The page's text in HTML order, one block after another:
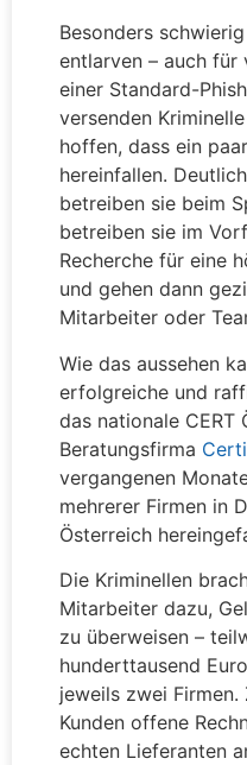
Besonders
entlarven – auch für
einer Standard-
versenden
hoffen, dass ein
hereinfallen.
betreiben sie beim
betreiben sie im
Recherche für eine
und gehen dann
Mitarbeiter oder
Wie das aussehen
erfolgreiche und
das nationale CERT
Beratungsfirma
vergangenen
mehrerer Firmen in
Österreich
Die Kriminellen
Mitarbeiter dazu,
zu überweisen –
hunderttausend
jeweils zwei
Kunden offene
echten Lieferanten